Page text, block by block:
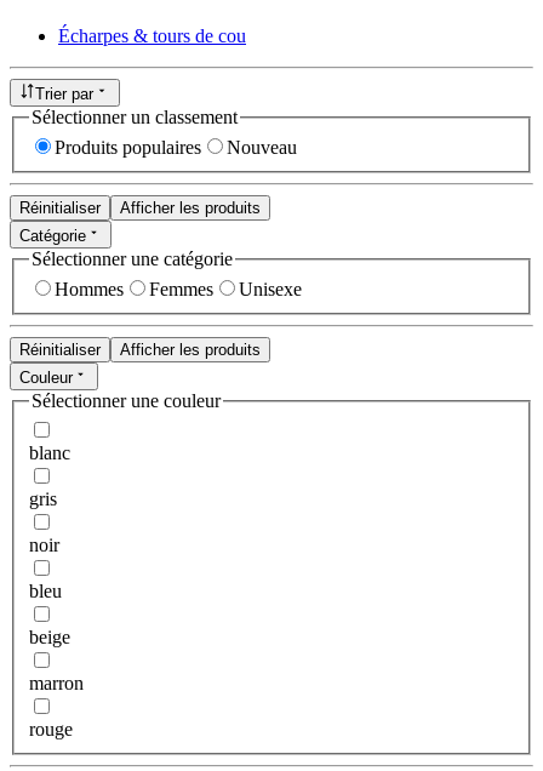
Écharpes & tours de cou
Trier par
Sélectionner un classement
Produits populaires
Nouveau
Réinitialiser
Afficher les produits
Catégorie
Sélectionner une catégorie
Hommes
Femmes Unisexe
Réinitialiser
Afficher les produits
Couleur
Sélectionner une couleur
blanc
gris
noir
bleu
beige
marron
rouge